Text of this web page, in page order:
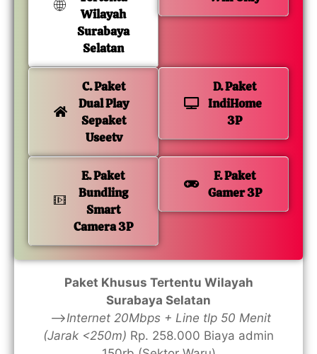
Wilayah
Surabaya
Selatan
C. Paket
Dual Play
Sepaket
Useetv
D. Paket
IndiHome
3P
E. Paket
Bundling
Smart
Camera 3P
F. Paket
Gamer 3P
Paket Khusus Tertentu Wilayah
Surabaya Selatan
—>Internet 20Mbps + Line tlp 50 Menit
(Jarak <250m) Rp. 258.000 Biaya admin